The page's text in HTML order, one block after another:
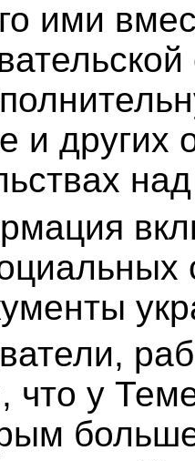
ими
и других
что у